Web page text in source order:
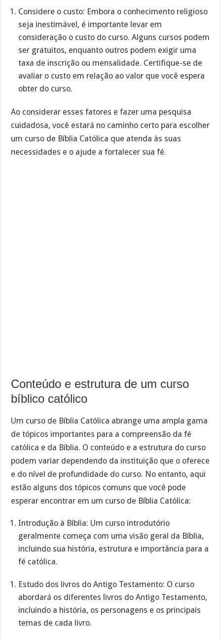
Considere o custo: Embora o conhecimento religioso
seja inestimável, é importante levar em
consideração o custo do curso. Alguns cursos podem
ser gratuitos, enquanto outros podem exigir uma
taxa de inscrição ou mensalidade. Certifique-se de
avaliar o custo em relação ao valor que você espera
obter do curso.
Ao considerar esses fatores e fazer uma pesquisa
cuidadosa, você estará no caminho certo para escolher
um curso de Bíblia Católica que atenda às suas
necessidades e o ajude a fortalecer sua fé.
Conteúdo e estrutura de um curso
bíblico católico
Um curso de Bíblia Católica abrange uma ampla gama
de tópicos importantes para a compreensão da fé
católica e da Bíblia. O conteúdo e a estrutura do curso
podem variar dependendo da instituição que o oferece
e do nível de profundidade do curso. No entanto, aqui
estão alguns dos tópicos comuns que você pode
esperar encontrar em um curso de Bíblia Católica:
Introdução à Bíblia: Um curso introdutório
geralmente começa com uma visão geral da Bíblia,
incluindo sua história, estrutura e importância para a
fé católica.
Estudo dos livros do Antigo Testamento: O curso
abordará os diferentes livros do Antigo Testamento,
incluindo a história, os personagens e os principais
temas de cada livro.